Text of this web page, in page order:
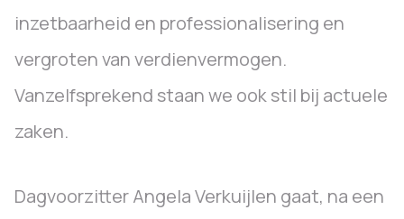
inzetbaarheid en professionalisering en
vergroten van verdienvermogen.
Vanzelfsprekend staan we ook stil bij actuele
zaken.
Dagvoorzitter Angela Verkuijlen gaat, na een